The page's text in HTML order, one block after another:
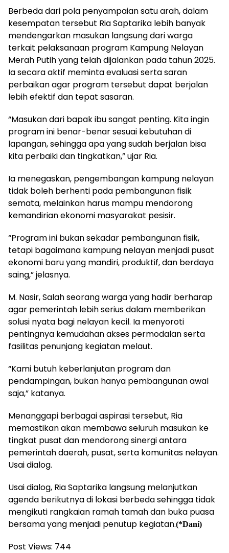
Berbeda dari pola penyampaian satu arah, dalam
kesempatan tersebut Ria Saptarika lebih banyak
mendengarkan masukan langsung dari warga
terkait pelaksanaan program Kampung Nelayan
Merah Putih yang telah dijalankan pada tahun 2025.
Ia secara aktif meminta evaluasi serta saran
perbaikan agar program tersebut dapat berjalan
lebih efektif dan tepat sasaran.
“Masukan dari bapak ibu sangat penting. Kita ingin
program ini benar-benar sesuai kebutuhan di
lapangan, sehingga apa yang sudah berjalan bisa
kita perbaiki dan tingkatkan,” ujar Ria.
Ia menegaskan, pengembangan kampung nelayan
tidak boleh berhenti pada pembangunan fisik
semata, melainkan harus mampu mendorong
kemandirian ekonomi masyarakat pesisir.
“Program ini bukan sekadar pembangunan fisik,
tetapi bagaimana kampung nelayan menjadi pusat
ekonomi baru yang mandiri, produktif, dan berdaya
saing,” jelasnya.
M. Nasir, Salah seorang warga yang hadir berharap
agar pemerintah lebih serius dalam memberikan
solusi nyata bagi nelayan kecil. Ia menyoroti
pentingnya kemudahan akses permodalan serta
fasilitas penunjang kegiatan melaut.
“Kami butuh keberlanjutan program dan
pendampingan, bukan hanya pembangunan awal
saja,” katanya.
Menanggapi berbagai aspirasi tersebut, Ria
memastikan akan membawa seluruh masukan ke
tingkat pusat dan mendorong sinergi antara
pemerintah daerah, pusat, serta komunitas nelayan.
Usai dialog.
Usai dialog, Ria Saptarika langsung melanjutkan
agenda berikutnya di lokasi berbeda sehingga tidak
mengikuti rangkaian ramah tamah dan buka puasa
bersama yang menjadi penutup kegiatan.(*Dani)
Post Views: 744